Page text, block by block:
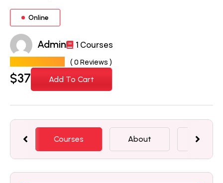
Online
Admin 1 Courses
( 0 Reviews )
Add To Cart
$37
Courses About